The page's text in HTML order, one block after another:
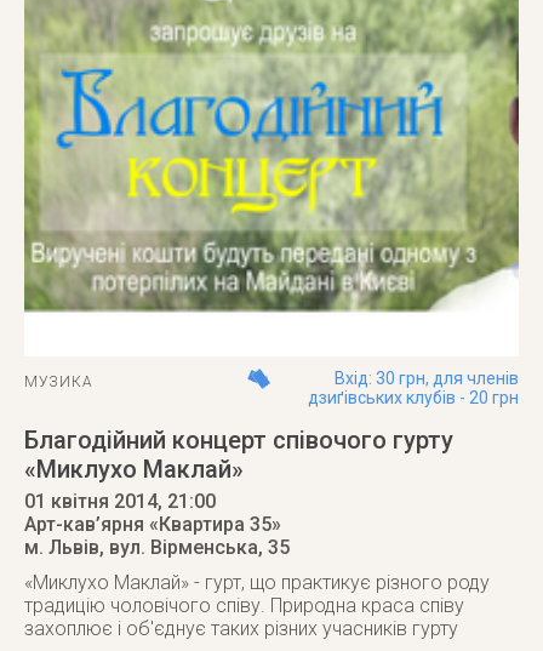
МУЗИКА
Вхід: 30 грн, для членів
дзиґівських клубів - 20 грн
Благодійний концерт співочого гурту
«Миклухо Маклай»
01 квітня 2014, 21:00
Арт-кав’ярня «Квартира 35»
м. Львів, вул. Вірменська, 35
«Миклухо Маклай» - гурт, що практикує різного роду
традицію чоловічого співу. Природна краса співу
захоплює і об'єднує таких різних учасників гурту